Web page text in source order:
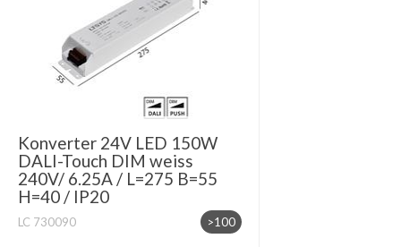
Konverter 24V LED 150W
DALI-Touch DIM weiss
240V/ 6.25A / L=275 B=55
H=40 / IP20
>100
LC 730090